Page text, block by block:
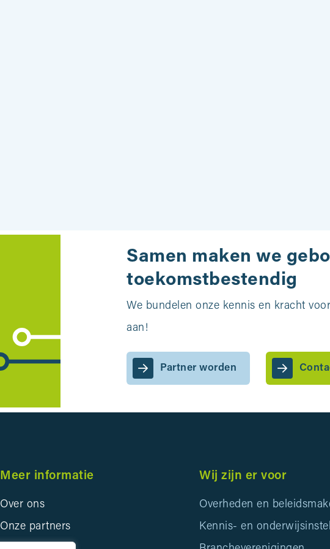
Samen maken we
toekomstbestendig
We bundelen onze kennis en kracht
aan!
Partner worden
Meer informatie
Over ons
Onze partners
Wij zijn er voor
Overheden en
Kennis- en